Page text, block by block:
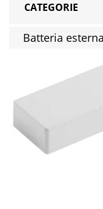
CATEGORIE
Batteria